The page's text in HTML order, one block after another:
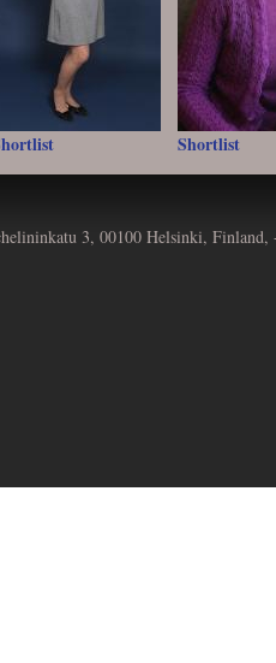
Shortlist
3, 00100 Helsinki,